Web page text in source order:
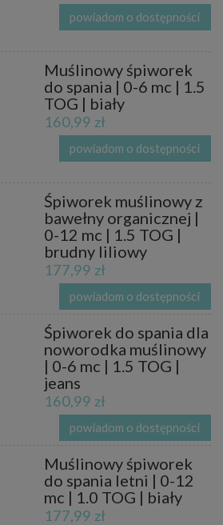
powiadom o dostępności
Muślinowy śpiworek
do spania | 0-6 mc | 1.5
TOG | biały
160,99 zł
powiadom o dostępności
Śpiworek muślinowy z
bawełny organicznej |
0-12 mc | 1.5 TOG |
brudny liliowy
177,99 zł
powiadom o dostępności
Śpiworek do spania dla
noworodka muślinowy
| 0-6 mc | 1.5 TOG |
jeans
160,99 zł
powiadom o dostępności
Muślinowy śpiworek
do spania letni | 0-12
mc | 1.0 TOG | biały
177,99 zł